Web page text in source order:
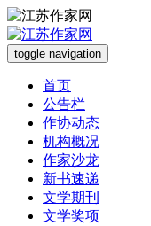
toggle navigation
首页
公告栏
作协动态
机构概况
作家沙龙
新书速递
文学期刊
文学奖项